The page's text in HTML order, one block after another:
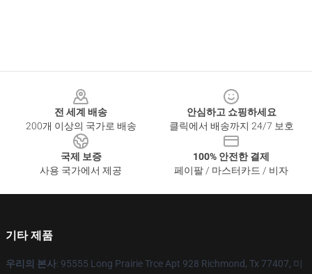
전 세계 배송
200개 이상의 국가로 배송
안심하고 쇼핑하세요
클릭에서 배송까지 24/7 보호
국제 보증
사용 국가에서 제공
100% 안전한 결제
페이팔 / 마스터카드 / 비자
기타 제품
우리의 본사: 95555 Long Prairie Trce Apt 928 Richmond, Tx 77407, 미